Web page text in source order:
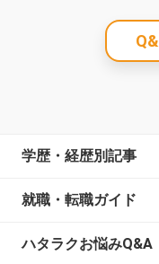
学歴・経歴別記事
中卒からの就職の記事一
高卒からの就職の記事一
大学中退からの就職の記
就職・転職ガイド
書類選考のお悩みの記事
面接のお悩みの記事一覧
ハタラクお悩みQ&A